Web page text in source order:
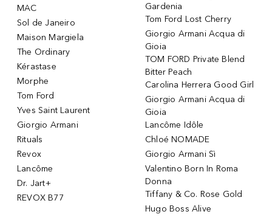
MAC
Sol de Janeiro
Maison Margiela
The Ordinary
Kérastase
Morphe
Tom Ford
Yves Saint Laurent
Giorgio Armani
Rituals
Revox
Lancôme
Dr. Jart+
REVOX B77
Gardenia
Tom Ford Lost Cherry
Giorgio Armani Acqua di
Gioia
TOM FORD Private Blend
Bitter Peach
Carolina Herrera Good Girl
Giorgio Armani Acqua di
Gioia
Lancôme Idôle
Chloé NOMADE
Giorgio Armani Sì
Valentino Born In Roma
Donna
Tiffany & Co. Rose Gold
Hugo Boss Alive